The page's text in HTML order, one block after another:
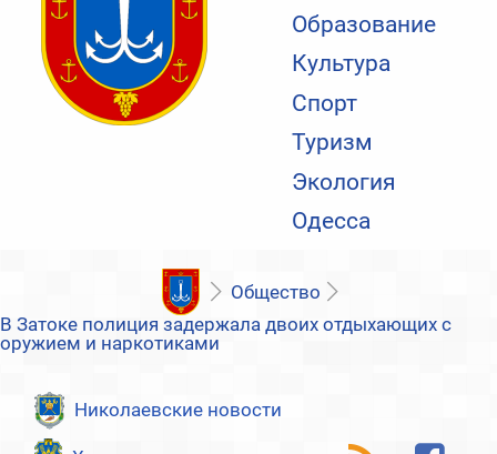
Образование
Культура
Спорт
Туризм
Экология
Одесса
Общество
В Затоке полиция задержала двоих отдыхающих с
оружием и наркотиками
Николаевские новости